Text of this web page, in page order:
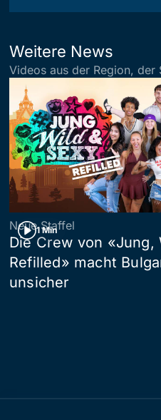
Weitere News
Videos aus der Region, der
1 Min
Neue Staffel
Die Crew von «Jung,
Refilled» macht
unsicher